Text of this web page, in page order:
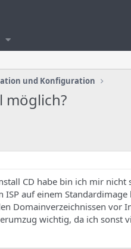
und Konfiguration
möglich?
CD habe bin ich mir
ISP auf einem
Domainverzeichnissen vor
wichtig, da ich sonst